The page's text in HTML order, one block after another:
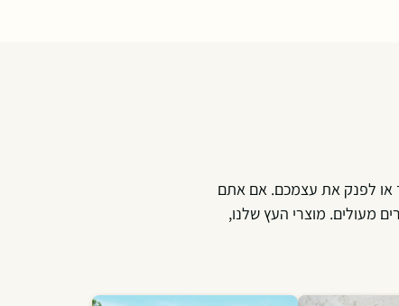
או לפנק את עצמכם. אם אתם
מעולים. מוצרי העץ שלנו,